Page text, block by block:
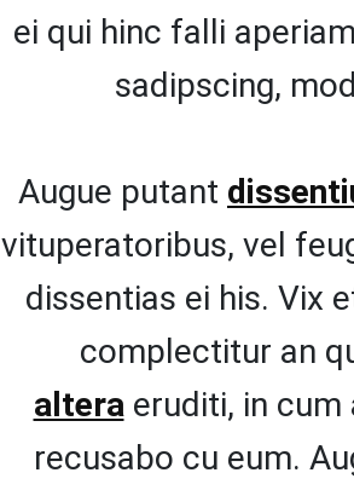
ei qui hinc falli
sadipscing,
Augue putant
vituperatoribus, vel
dissentias ei his. Vix
complectitur an
alteraeruditi, in cum
recusabo cu eum.